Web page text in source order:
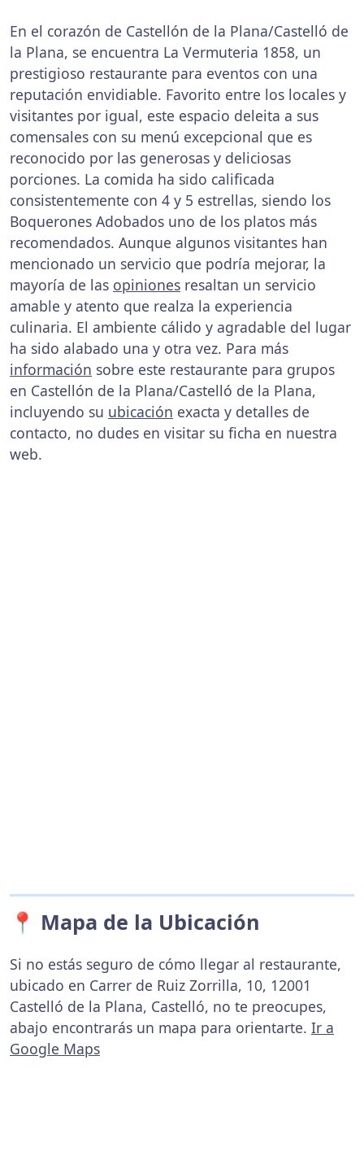
En el corazón de Castellón de la Plana/Castelló de
la Plana, se encuentra La Vermuteria 1858, un
prestigioso restaurante para eventos con una
reputación envidiable. Favorito entre los locales y
visitantes por igual, este espacio deleita a sus
comensales con su menú excepcional que es
reconocido por las generosas y deliciosas
porciones. La comida ha sido calificada
consistentemente con 4 y 5 estrellas, siendo los
Boquerones Adobados uno de los platos más
recomendados. Aunque algunos visitantes han
mencionado un servicio que podría mejorar, la
mayoría de las opiniones resaltan un servicio
amable y atento que realza la experiencia
culinaria. El ambiente cálido y agradable del lugar
ha sido alabado una y otra vez. Para más
información sobre este restaurante para grupos
en Castellón de la Plana/Castelló de la Plana,
incluyendo su ubicación exacta y detalles de
contacto, no dudes en visitar su ficha en nuestra
web.
📍 Mapa de la Ubicación
Si no estás seguro de cómo llegar al restaurante,
ubicado en Carrer de Ruiz Zorrilla, 10, 12001
Castelló de la Plana, Castelló, no te preocupes,
abajo encontrarás un mapa para orientarte. Ir a
Google Maps